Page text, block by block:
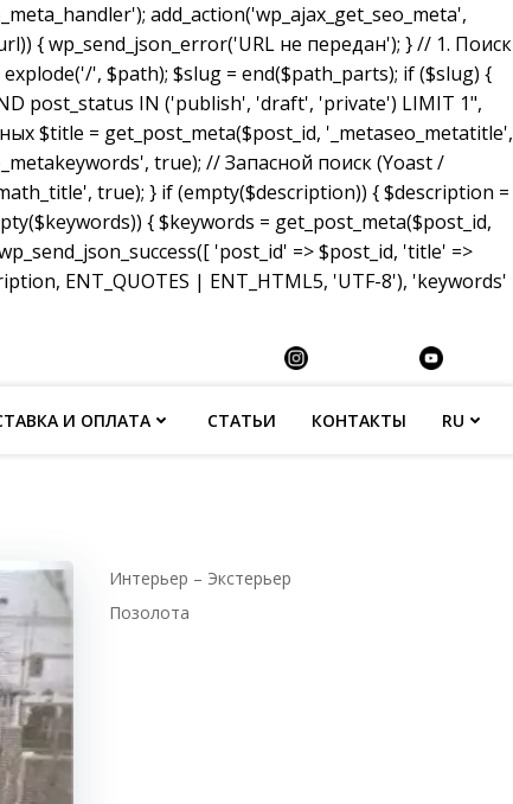
add_action('wp_ajax_get_seo_meta',
{ wp_send_json_error('URL не передан'); } // 1. Поиск
', $path); $slug = end($path_parts); if ($slug) {
post_status IN ('publish', 'draft', 'private') LIMIT 1",
$title = get_post_meta($post_id, '_metaseo_metatitle',
true); // Запасной поиск (Yoast /
true); } if (empty($description)) { $description =
{ $keywords = get_post_meta($post_id,
'post_id' => $post_id, 'title' =>
ENT_QUOTES | ENT_HTML5, 'UTF-8'), 'keywords'
И ОПЛАТА СТАТЬИ КОНТАКТЫ RU
Интерьер – Экстерьер
Позолота